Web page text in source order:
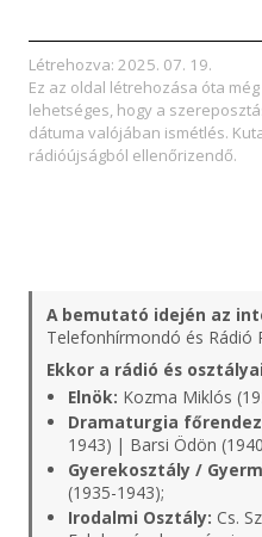
Létrehozva: 2025. 07. 19.
Ez az oldal létrehozása óta
lehetséges, hogy a
dátuma valójában ismétlés.
rádióújságból ellenőrizendő.
A bemutató idején az
Telefonhírmondó és Rádió
Ekkor a rádió és
Elnök: Kozma Miklós
Dramaturgia
1943) | Barsi Ödön
Gyerekosztály /
(1935-1943);
Irodalmi Osztály: Cs.